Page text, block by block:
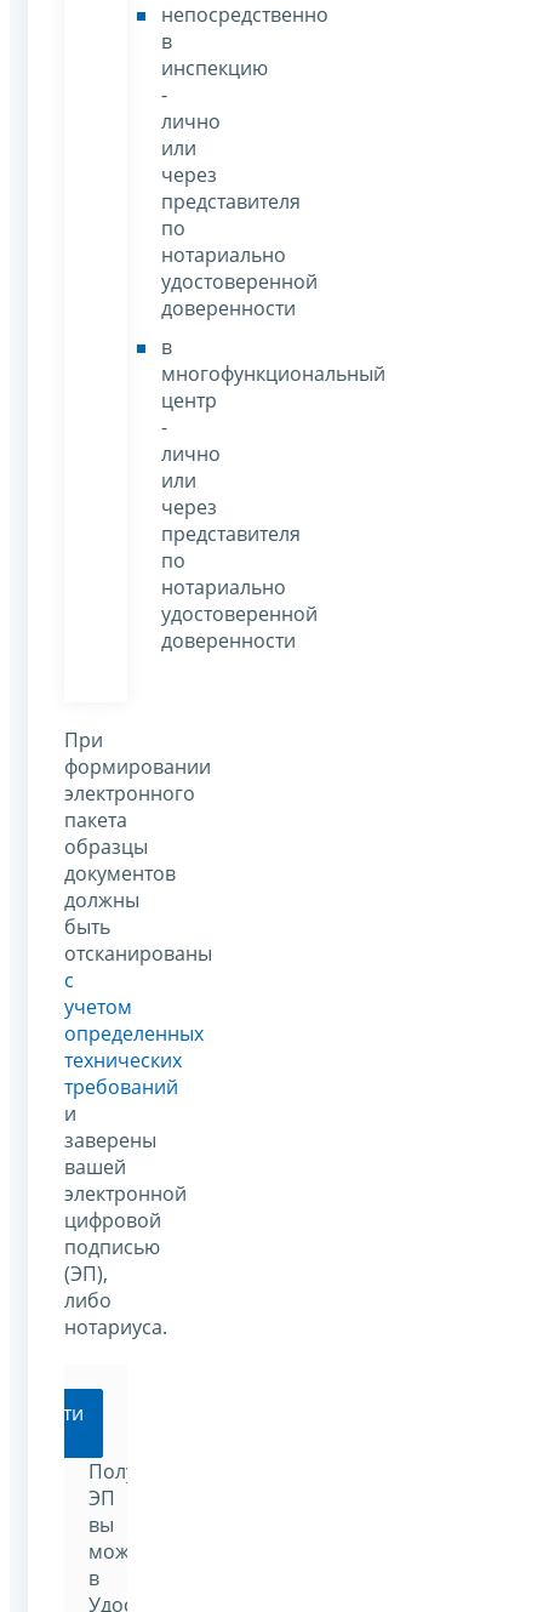
непосредственно
в
инспекцию
-
лично
или
через
представителя
по
нотариально
удостоверенной
доверенности
в
многофункциональный
центр
-
лично
или
через
представителя
по
нотариально
удостоверенной
доверенности
При
формировании
электронного
пакета
образцы
документов
должны
быть
отсканированы
с
учетом
определенных
технических
требований
и
заверены
вашей
электронной
цифровой
подписью
(ЭП),
либо
нотариуса.
Перейти
Получить
ЭП
вы
можете
в
Удостоверяющем